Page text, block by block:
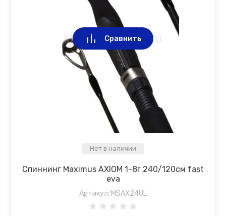
Нет в наличии
Спиннинг Maximus AXIOM 1-8г 240/120см fast
eva
Артикул: MSAX24UL
Сравнить